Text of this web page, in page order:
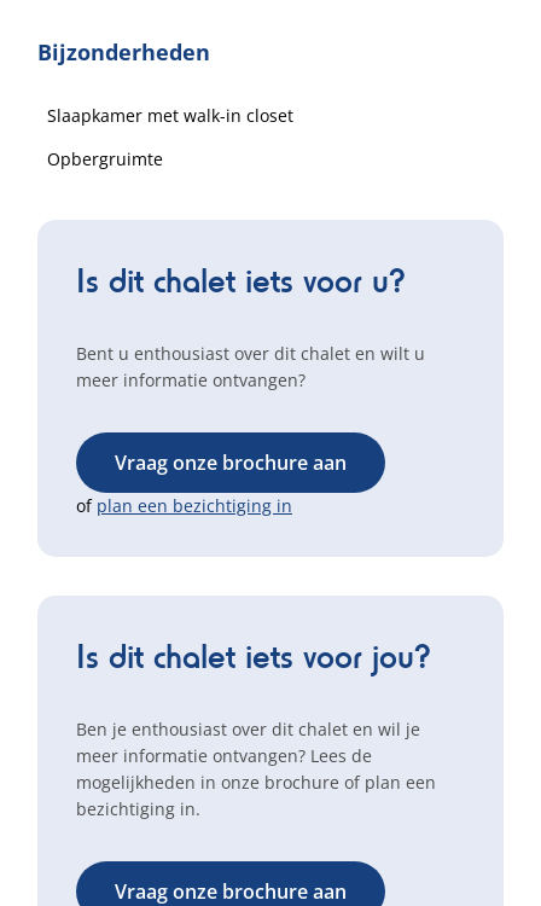
Bijzonderheden
Slaapkamer met walk-in closet
Opbergruimte
Is dit chalet iets voor u?
Bent u enthousiast over dit chalet en wilt u
meer informatie ontvangen?
Vraag onze brochure aan
of plan een bezichtiging in
Is dit chalet iets voor jou?
Ben je enthousiast over dit chalet en wil je
meer informatie ontvangen? Lees de
mogelijkheden in onze brochure of plan een
bezichtiging in.
Vraag onze brochure aan